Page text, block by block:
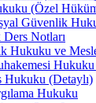
(Özel
Güvenlik
Ders Notları
Hukuku ve
Hukuku (Detaylı)
Hukuku